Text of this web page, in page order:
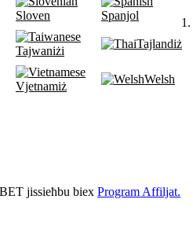
Sloven Spanjol
Tajwaniżi
Tajlandiż
Vjetnamiż
Welsh
jissieħbu biex Program Affiljat.